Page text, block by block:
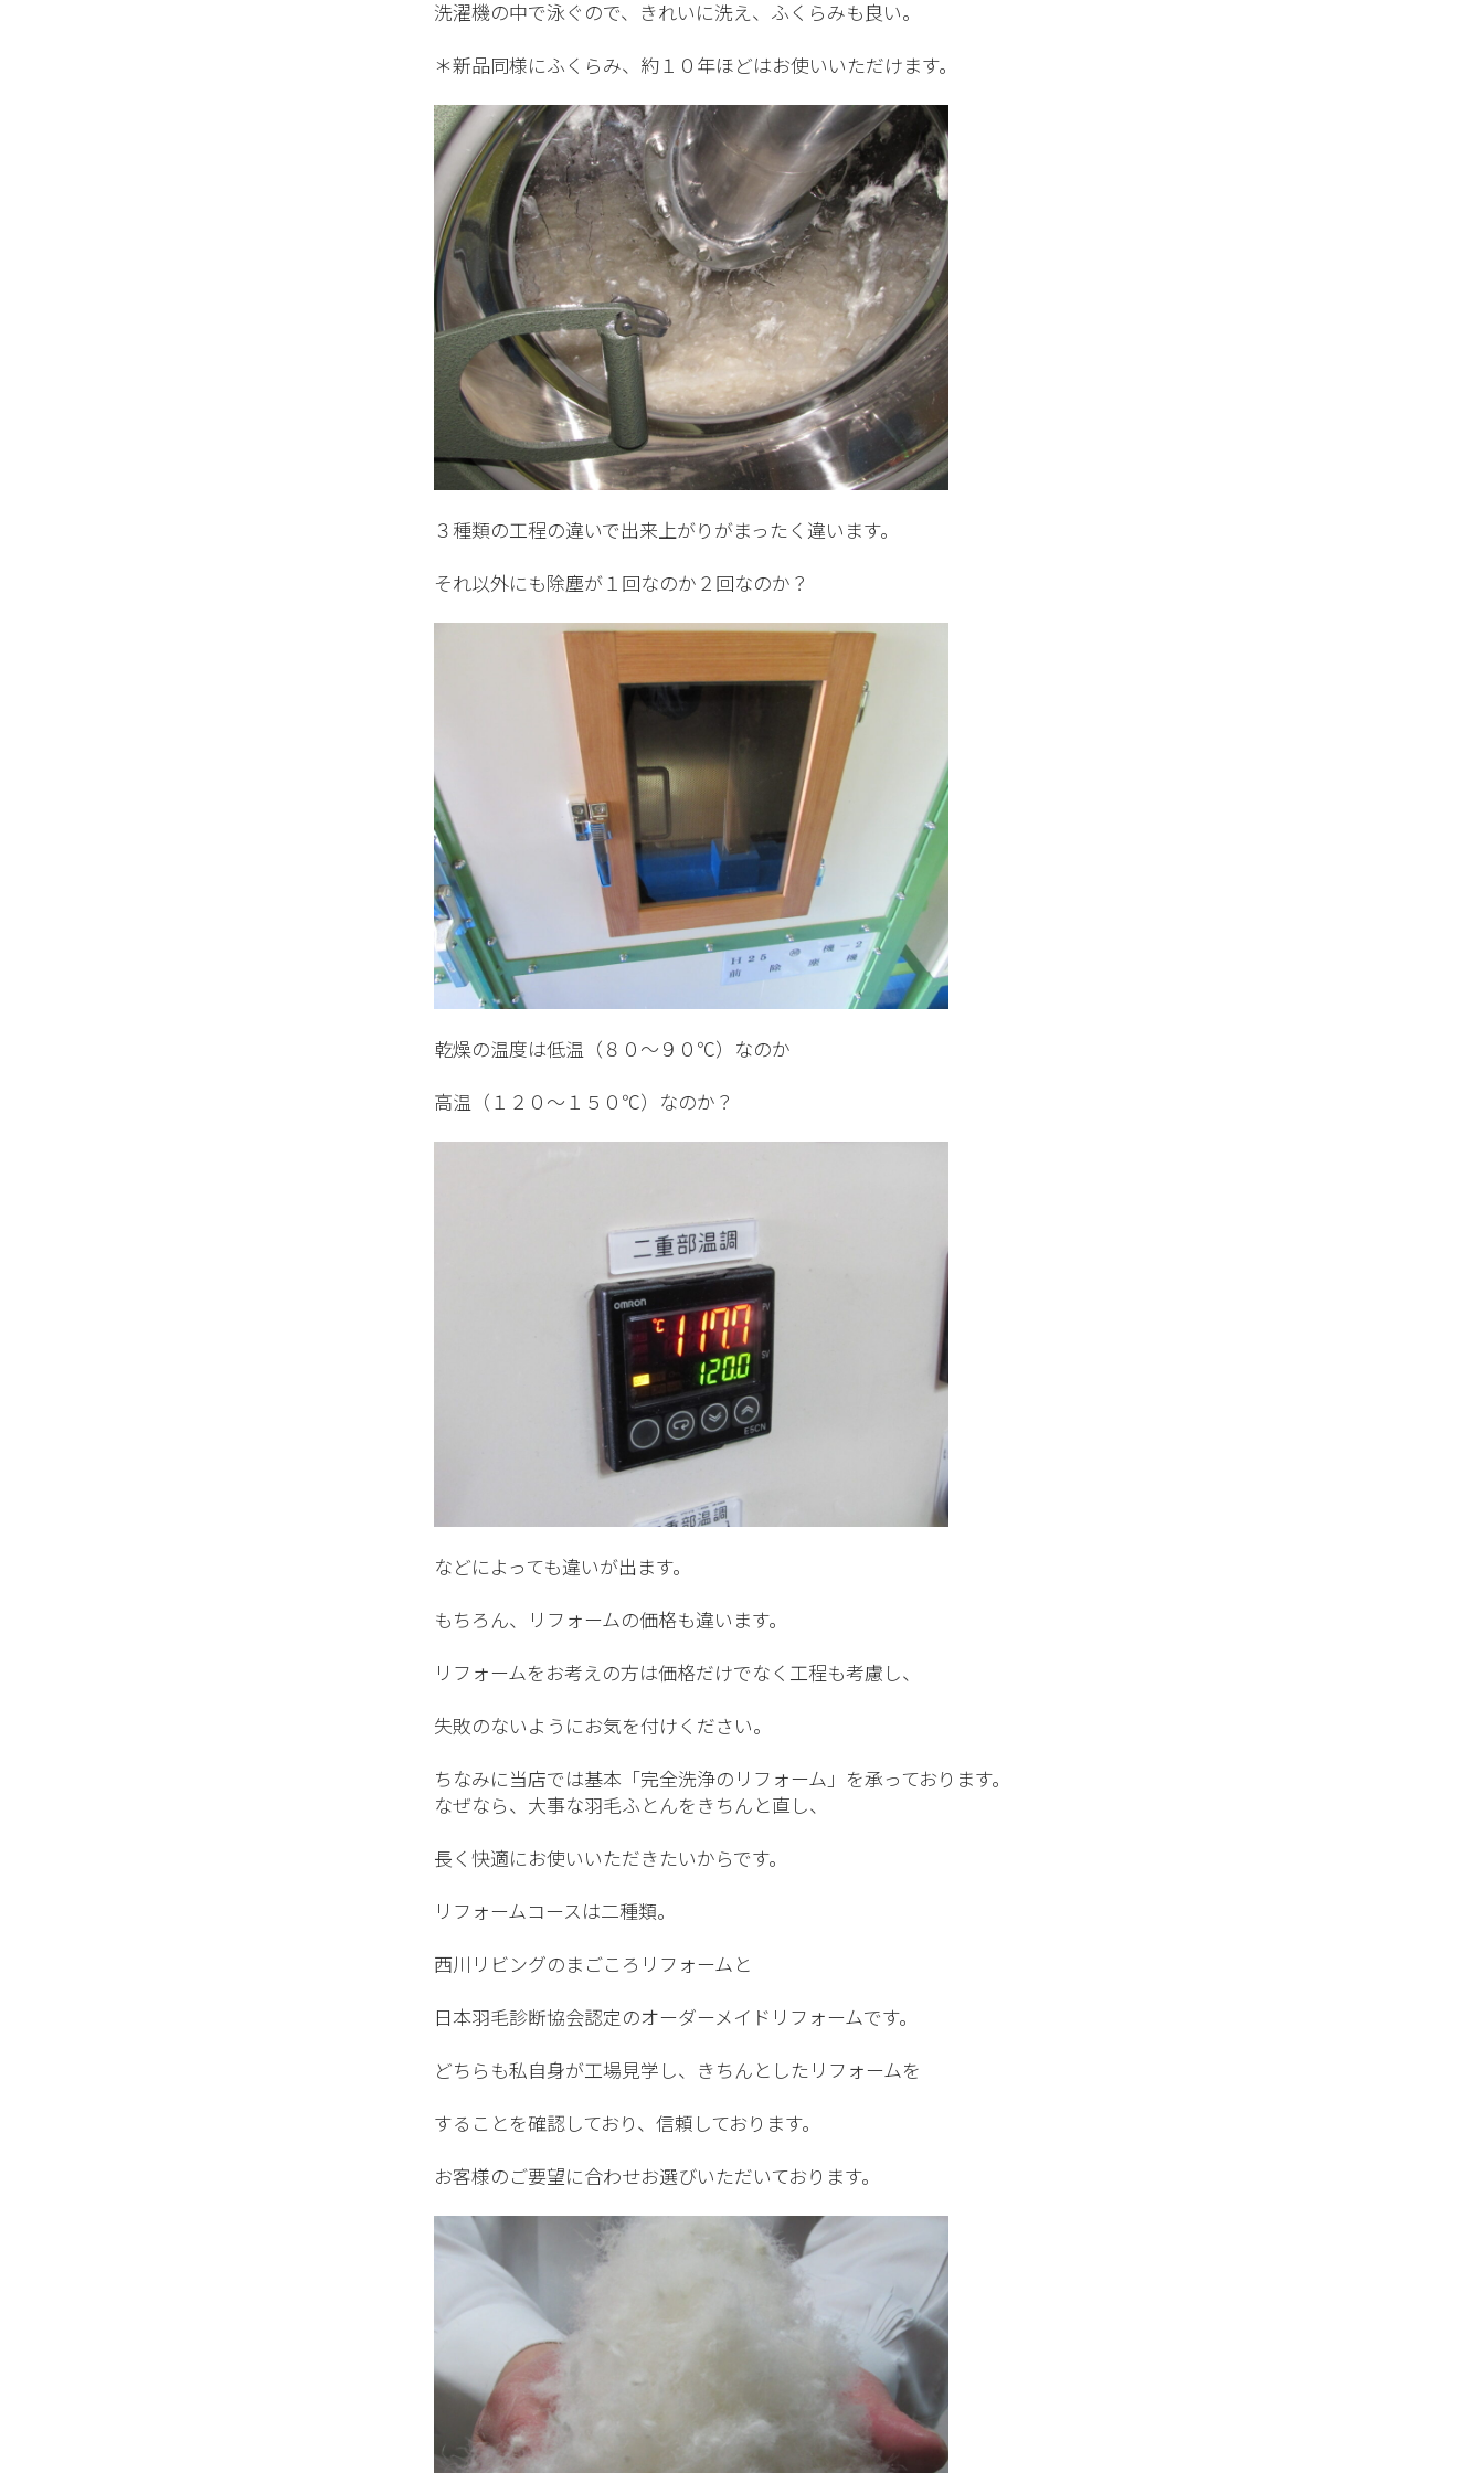
洗濯機の中で泳ぐので、きれいに洗え、ふくらみも良い。
＊新品同様にふくらみ、約１０年ほどはお使いいただけます。
３種類の工程の違いで出来上がりがまったく違います。
それ以外にも除塵が１回なのか２回なのか？
乾燥の温度は低温（８０～９０℃）なのか
高温（１２０～１５０℃）なのか？
などによっても違いが出ます。
もちろん、リフォームの価格も違います。
リフォームをお考えの方は価格だけでなく工程も考慮し、
失敗のないようにお気を付けください。
ちなみに当店では基本「完全洗浄のリフォーム」を承っております。
なぜなら、大事な羽毛ふとんをきちんと直し、
長く快適にお使いいただきたいからです。
リフォームコースは二種類。
西川リビングのまごころリフォームと
日本羽毛診断協会認定のオーダーメイドリフォームです。
どちらも私自身が工場見学し、きちんとしたリフォームを
することを確認しており、信頼しております。
お客様のご要望に合わせお選びいただいております。